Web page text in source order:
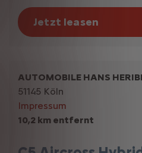
Jetzt leasen
10,2 km entfernt
AUTOMOBILE HANS
51145 Köln
Impressum